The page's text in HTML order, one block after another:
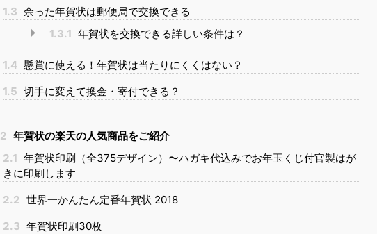
1.3 余った年賀状は郵便局で交換できる
1.3.1 年賀状を交換できる詳しい条件は？
1.4 懸賞に使える！年賀状は当たりにくくはない？
1.5 切手に変えて換金・寄付できる？
2 年賀状の楽天の人気商品をご紹介
2.1 年賀状印刷（全375デザイン）〜ハガキ代込みでお年玉くじ付官製はが
きに印刷します
2.2 世界一かんたん定番年賀状 2018
2.3 年賀状印刷30枚